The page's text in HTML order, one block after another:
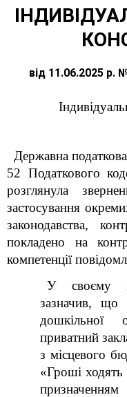
від 11.06.2025 р.
Державна
52 Податкового
розглянула
застосування
законодавства,
покладено на
компетенції
У своєму
зазначив, що
дошкільної
приватний
з місцевого
«Гроші